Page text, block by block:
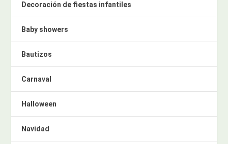
Decoración de fiestas infantiles
Baby showers
Bautizos
Carnaval
Halloween
Navidad